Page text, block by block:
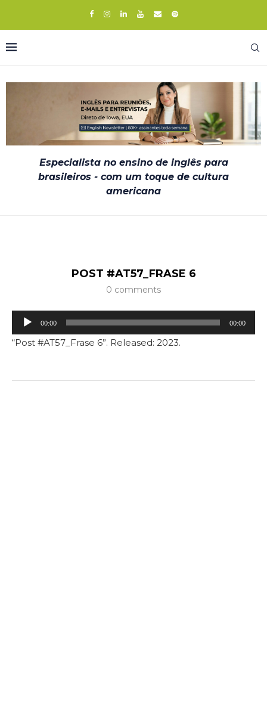
Especialista no ensino de inglês para
brasileiros - com um toque de cultura
americana
POST #AT57_FRASE 6
0 comments
Tocador
de
00:00 00:00
“Post #AT57_Frase 6”. Released: 2023.